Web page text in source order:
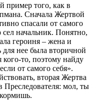
пример того, как в
Сначала Жертвой
спасали от самого
сел начальник. Понятно,
героиня – жена и
для нее была вторичной
то, поэтому найду
от самого себя».
вторая Жертва
Преследователя: мол, ты